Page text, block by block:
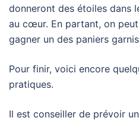
donneront des étoiles dans
au cœur. En partant, on
gagner un des paniers
Pour finir, voici encore
pratiques.
Il est conseiller de prévoir